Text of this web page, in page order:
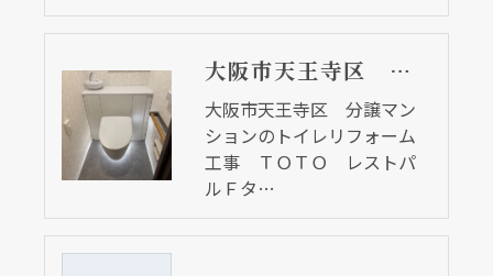
大阪市天王寺区 分譲マンションのトイレリフォーム工事 TOTO レストパルFタイプ
大阪市天王寺区 分譲マン
ションのトイレリフォーム
工事 ＴＯＴＯ レストパ
ルＦタ…